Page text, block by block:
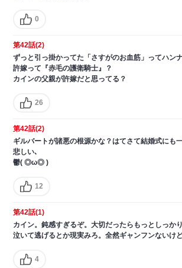
0
第42話(2)
ずっと引っ掛かってた「さすがのお血筋」ってハン
許嫁って『赤毛の護衛騎士』？
カインの父親が許嫁だと思ってる？
26
第42話(2)
ギルバートが諸悪の根源かな？はてさて結婚式にも
悲しい､
鬱( ◎ω◎ )
12
第42話(1)
カイン。鈍感すぎるぞ。大切だったらもっとしっか
泣いて逃げるとか現実みろ。全然ギャンフンないけ
4